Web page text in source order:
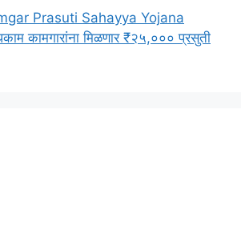
Prasuti Sahayya Yojana
कामगारांना मिळणार ₹२५,००० प्रसुती